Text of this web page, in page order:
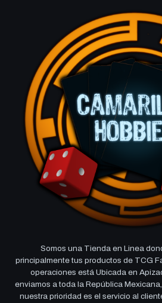
Somos una Tienda en Linea
principalmente tus productos de TCG
operaciones está Ubicada en
enviamos a toda la República
nuestra prioridad es el servicio al